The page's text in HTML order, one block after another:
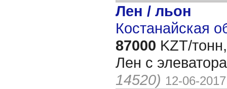
Лен / льон
Костанайская
87000 KZT/тонн,
Лен с
14520) 12-06-2017